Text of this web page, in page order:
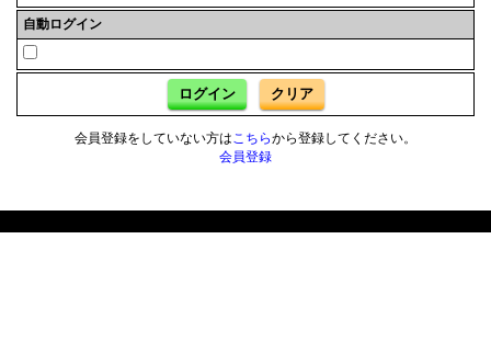
自動ログイン
ログイン クリア
会員登録をしていない方はこちらから登録してください。
会員登録